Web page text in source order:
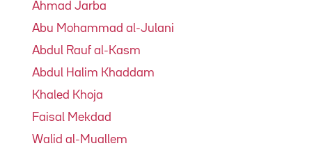
Ahmad Jarba
Abu Mohammad al-Julani
Abdul Rauf al-Kasm
Abdul Halim Khaddam
Khaled Khoja
Faisal Mekdad
Walid al-Muallem